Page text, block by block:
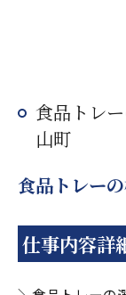
食品トレ
山町
食品トレー
仕事内容詳